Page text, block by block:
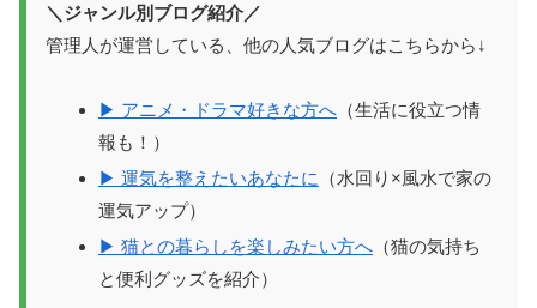
＼ジャンル別ブログ紹介／
管理人が運営している、他の人気ブログはこちらから↓
▶ アニメ・ドラマ好きな方へ （生活に役立つ情
報も！）
▶ 運気を整えたいあなたに
（水回り×風水で家の
運気アップ）
▶ 猫との暮らしを楽しみたい方へ （猫の気持ち
と便利グッズを紹介）